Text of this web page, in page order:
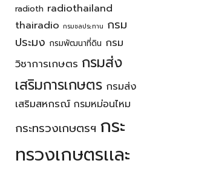
radioth radiothailand
thairadio กรมชลประทาน กรม
ประมง กรมพัฒนาที่ดิน กรม
วิชาการเกษตร กรมส่ง
เสริมการเกษตร กรมส่ง
เสริมสหกรณ์ กรมหม่อนไหม
กระทรวงเกษตรฯ กระ
ทรวงเกษตรเเละ